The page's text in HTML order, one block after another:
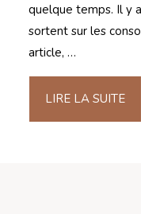
quelque temps. Il y
sortent sur les
article, …
LIRE LA SUITE